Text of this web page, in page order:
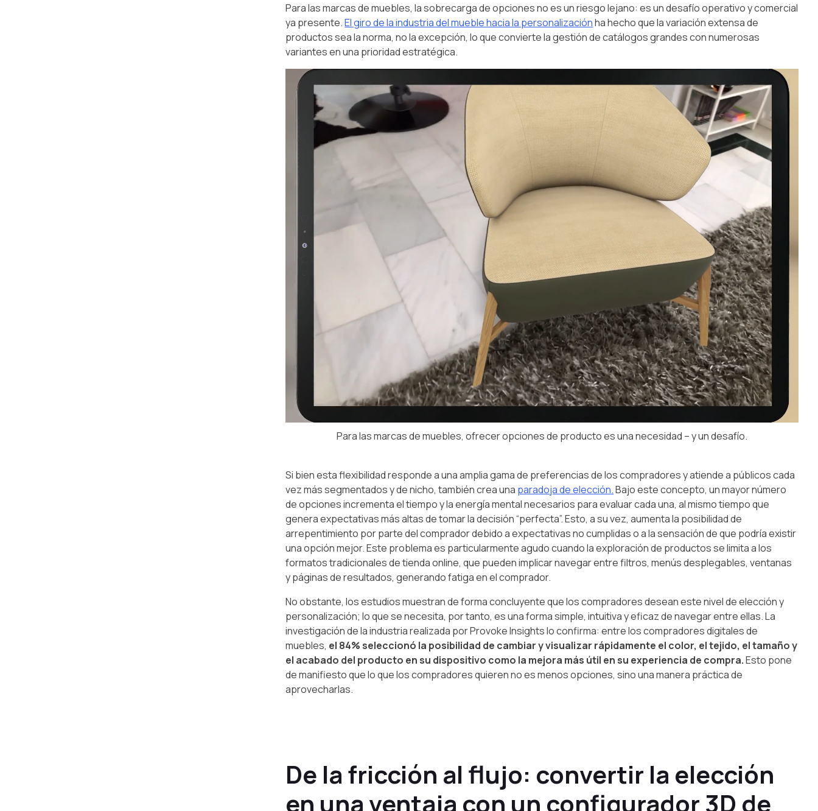
Para las marcas de muebles, la sobrecarga de opciones no es un riesgo lejano: es un desafío operativo y comercial
ya presente.El giro de la industria del mueble hacia la personalizaciónha hecho que la variación extensa de
productos sea la norma, no la excepción, lo que convierte la gestión de catálogos grandes con numerosas
variantes en una prioridad estratégica.
Para las marcas de muebles, ofrecer opciones de producto es una necesidad – y un desafío.
Si bien esta flexibilidad responde a una amplia gama de preferencias de los compradores y atiende a públicos cada
vez más segmentados y de nicho, también crea una paradoja de elección.Bajo este concepto, un mayor número
de opciones incrementa el tiempo y la energía mental necesarios para evaluar cada una, al mismo tiempo que
genera expectativas más altas de tomar la decisión “perfecta”. Esto, a su vez, aumenta la posibilidad de
arrepentimiento por parte del comprador debido a expectativas no cumplidas o a la sensación de que podría existir
una opción mejor. Este problema es particularmente agudo cuando la exploración de productos se limita a los
formatos tradicionales de tienda online, que pueden implicar navegar entre filtros, menús desplegables, ventanas
y páginas de resultados, generando fatiga en el comprador.
No obstante, los estudios muestran de forma concluyente que los compradores desean este nivel de elección y
personalización; lo que se necesita, por tanto, es una forma simple, intuitiva y eficaz de navegar entre ellas. La
investigación de la industria realizada por Provoke Insights lo confirma: entre los compradores digitales de
muebles, el 84% seleccionó la posibilidad de cambiar y visualizar rápidamente el color, el tejido, el tamaño y
el acabado del producto en su dispositivo como la mejora más útil en su experiencia de compra.Esto pone
de manifiesto que lo que los compradores quieren no es menos opciones, sino una manera práctica de
aprovecharlas.
De la fricción al flujo: convertir la elección
en una ventaja con un configurador 3D de